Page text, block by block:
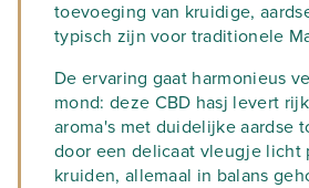
toevoeging van kruidige,
typisch zijn voor traditionele
De ervaring gaat harmonieus
mond: deze CBD hasj levert
aroma's met duidelijke aardse
door een delicaat vleugje licht
kruiden, allemaal in balans